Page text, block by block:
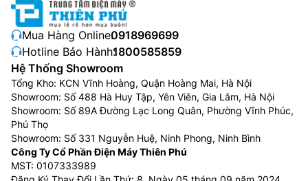
Mua Hàng Online:0918969699
Hotline Bảo Hành:1800585859
Hệ Thống Showroom
Tổng Kho: KCN Vĩnh Hoàng, Quận Hoàng Mai, Hà Nội
Showroom: Số 488 Hà Huy Tập, Yên Viên, Gia Lâm, Hà Nội
Showroom: Số 89A Đường Lạc Long Quân, Phường Vĩnh Phúc,
Phú Thọ
Showroom: Số 331 Nguyễn Huệ, Ninh Phong, Ninh Bình
Công Ty Cổ Phần Điện Máy Thiên Phú
MST: 0107333989